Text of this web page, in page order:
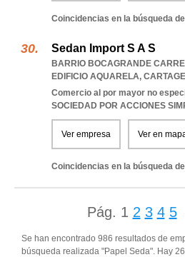
Coincidencias en la búsqueda
Sedan Import S A S
BARRIO BOCAGRANDE
EDIFICIO AQUARELA,
Comercio al por mayor no
SOCIEDAD POR ACCIONES
Ver empresa Ver en
Coincidencias en la búsqueda
Pág. 1 2 3 4 5
Se han encontrado 986 resultados de
búsqueda realizada "Papel Seda". Hay